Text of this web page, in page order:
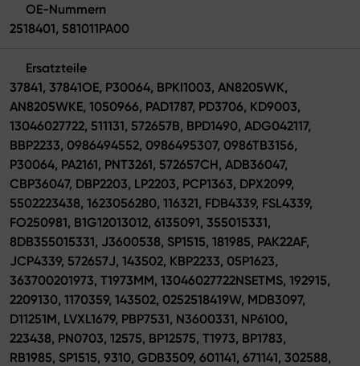
OE-Nummern
2518401, 581011PA00
Ersatzteile
37841, 37841OE, P30064, BPKI1003, AN8205WK,
AN8205WKE, 1050966, PAD1787, PD3706, KD9003,
13046027722, 511131, 572657B, BPD1490, ADG042117,
BBP2233, 0986494552, 0986495307, 0986TB3156,
P30064, PA2161, PNT3261, 572657CH, ADB36047,
CBP36047, DBP2203, LP2203, PCP1363, DPX2099,
5502223438, 1623056280, 116321, FDB4339, FSL4339,
FO250981, B1G12013012, 6135091, 355015331,
8DB355015331, J3600538, SP1515, 181985, PAK22AF,
JCP4339, 572657J, 143502, KBP2233, 05P1623,
363700201973, T1973MM, 13046027722NSETMS, 192915,
2209130, 1170359, 143502, 0252518419W, MDB3097,
D11251M, LVXL1679, PBP7531, N3600331, NP6100,
223438, PN0703, 12575, BP12575, T1973, BP1783,
RB1985, SP1515, 9310, GDB3509, 601141, 671141, 302588,